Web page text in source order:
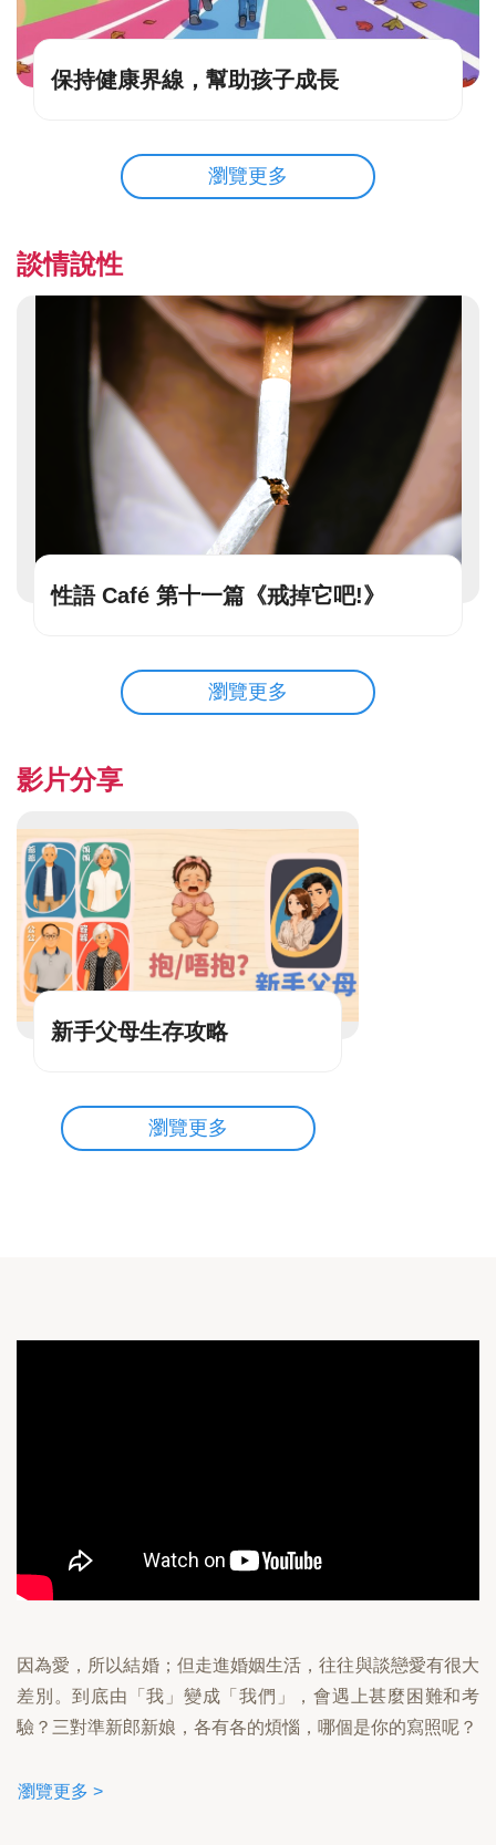
保持健康界線，幫助孩子成長
瀏覽更多
談情說性
性語 Café 第十一篇《戒掉它吧!》
瀏覽更多
影片分享
新手父母生存攻略
瀏覽更多
因為愛，所以結婚；但走進婚姻生活，往往與談戀愛有很大
差別。到底由「我」變成「我們」，會遇上甚麼困難和考
驗？三對準新郎新娘，各有各的煩惱，哪個是你的寫照呢？
瀏覽更多 >